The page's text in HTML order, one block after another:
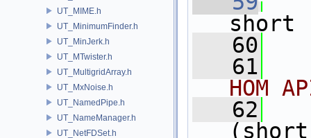
UT_MIME.h
UT_MinimumFinder.h
UT_MinJerk.h
UT_MTwister.h
UT_MultigridArray.h
UT_MxNoise.h
UT_NamedPipe.h
UT_NameManager.h
UT_NetFDSet.h
short
   60
   61
HOM
   62